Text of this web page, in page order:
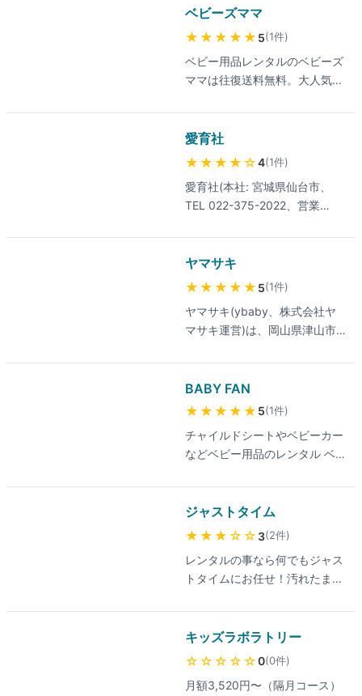
さが指摘された経緯あり、個人
情報の取り扱いについては最新
奨。最新の料金は公式サイトで
ご確認ください。
育児スタイルにもマッチしま
す。 ホクソンベビーはそんな育
ベビーズママ
★★★★★ 5(1件)
ベビー用品レンタルのベビーズ
ママは往復送料無料。大人気の
ー・ネムリラ【返金保証＆安心
補償・高品質クリーニング】福
岡から全国へお届けします。
愛育社
★★★★ ☆4(1件)
愛育社(本社: 宮城県仙台市、
TEL 022-375-2022、営業
ビー用品(育児用品)レンタル専
門店。ベビーベッド・ハイロー
チェア・高機能ベッド・ベビー
新製品からランキング掲載品ま
で網羅。ベビーカー・チャイル
ル・おむつ処理機など主要育児
用品を一通り揃え、東北・仙台
地域中心に対応。メール配信機
能でフォローも充実。最新の料
い。
ヤマサキ
★★★★★ 5(1件)
ヤマサキ(ybaby、株式会社ヤ
マサキ運営)は、岡山県津山市
を製造販売する「ベビーベッド
製造メーカー」直営レンタルシ
ョップ。ドイツ製ブナ材使用・
ッドが好評で、配達回収料無
料・早期返却差額返金の良心的
各種レンタルに対応。メーカー
直営ならではの品質と細やかな
アフターケアに定評。最新の料
金は公式サイトでご確認くださ
BABY FAN
★★★★★ 5(1件)
チャイルドシートやベビーカー
などベビー用品のレンタル ベビ
られたベビーカーやチャイルド
シートなどのベビー用品はレン
タルがお得です。東京・大阪・
ただけます。すべてのレンタル
商品は、クリーニングをおこな
ジャストタイム
★★★ ☆☆ 3(2件)
レンタルの事なら何でもジャス
トタイムにお任せ！汚れたまま
ルのジャストタイム。
キッズラボラトリー
☆☆☆☆☆0(0件)
月額3,520円〜（隔月コース）